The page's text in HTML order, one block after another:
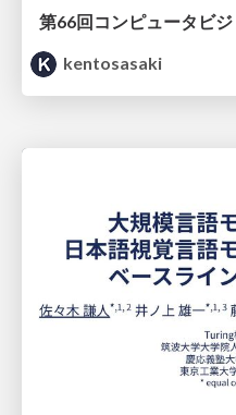
kentosasaki